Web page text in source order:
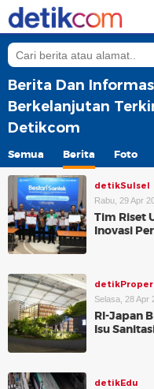
Berita Dan
Berkelanjutan
Detikcom
Semua Berita Foto
detikSulsel
Rabu, 29 Apr
Tim Riset
Inovasi
Selasa, 28 Apr
RI-Japan
Isu
detikEdu